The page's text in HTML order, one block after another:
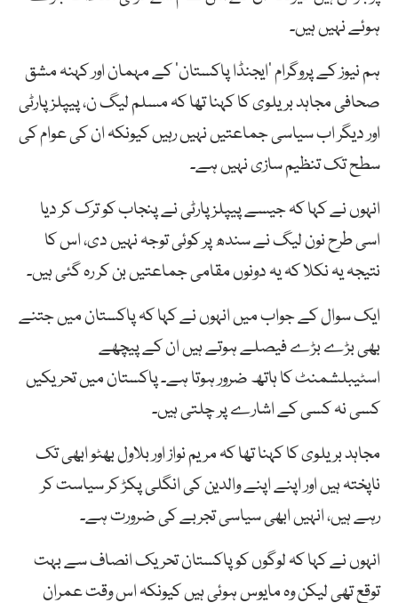
ہوئے نہیں ہیں۔
ہم نیوز کے پروگرام ’ایجنڈا پاکستان‘ کے مہمان اور کہنہ مشق
صحافی مجاہد بریلوی کا کہنا تھا کہ مسلم لیگ ن، پیپلزپارٹی
اور دیگر اب سیاسی جماعتیں نہیں رہیں کیونکہ ان کی عوام کی
سطح تک تنظیم سازی نہیں ہے۔
انہوں نے کہا کہ جیسے پیپلزپارٹی نے پنجاب کو ترک کر دیا
اسی طرح نون لیگ نے سندھ پر کوئی توجہ نہیں دی، اس کا
نتیجہ یہ نکلا کہ یہ دونوں مقامی جماعتیں بن کر رہ گئی ہیں۔
ایک سوال کے جواب میں انہوں نے کہا کہ پاکستان میں جتنے
بھی بڑے بڑے فیصلے ہوتے ہیں ان کے پیچھے
اسٹیبلشمنٹ کا ہاتھ ضرور ہوتا ہے۔ پاکستان میں تحریکیں
کسی نہ کسی کے اشارے پر چلتی ہیں۔
مجاہد بریلوی کا کہنا تھا کہ مریم نواز اور بلاول بھٹو ابھی تک
ناپختہ ہیں اور اپنے اپنے والدین کی انگلی پکڑ کر سیاست کر
رہے ہیں، انہیں ابھی سیاسی تجربے کی ضرورت ہے۔
انہوں نے کہا کہ لوگوں کو پاکستان تحریک انصاف سے بہت
توقع تھی لیکن وہ مایوس ہوئی ہیں کیونکہ اس وقت عمران